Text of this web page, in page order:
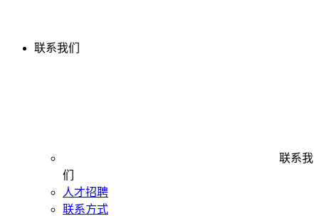
联系我们
联系我
们
人才招聘
联系方式